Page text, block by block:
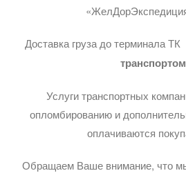
Доставка груза до терминала ТК
Услуги транспортных
опломбированию и
оплачиваются
Обращаем Ваше внимание, что